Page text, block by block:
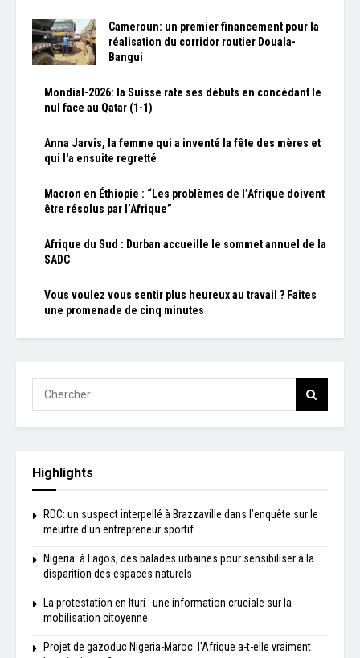
Cameroun: un premier financement pour la
réalisation du corridor routier Douala-
Bangui
Mondial-2026: la Suisse rate ses débuts en concédant le
nul face au Qatar (1-1)
Anna Jarvis, la femme qui a inventé la fête des mères et
qui l'a ensuite regretté
Macron en Éthiopie : “Les problèmes de l’Afrique doivent
être résolus par l’Afrique”
Afrique du Sud : Durban accueille le sommet annuel de la
SADC
Vous voulez vous sentir plus heureux au travail ? Faites
une promenade de cinq minutes
Highlights
RDC: un suspect interpellé à Brazzaville dans l’enquête sur le
meurtre d'un entrepreneur sportif
Nigeria: à Lagos, des balades urbaines pour sensibiliser à la
disparition des espaces naturels
La protestation en Ituri : une information cruciale sur la
mobilisation citoyenne
Projet de gazoduc Nigeria-Maroc: l'Afrique a-t-elle vraiment